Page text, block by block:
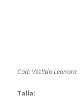
Cod: Vestido Leonora
Talla: